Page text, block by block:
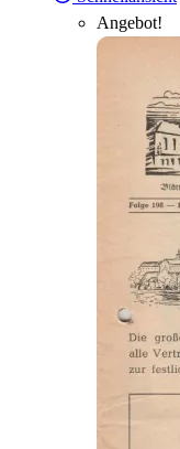
Angebot!